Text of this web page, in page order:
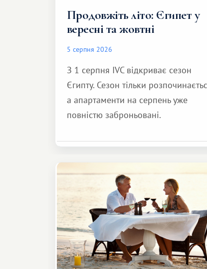
Продовжіть літо: Єгипет у
вересні та жовтні
5 серпня 2026
З 1 серпня IVC відкриває сезон
Єгипту. Сезон тільки
а апартаменти на серпень уже
повністю заброньовані.